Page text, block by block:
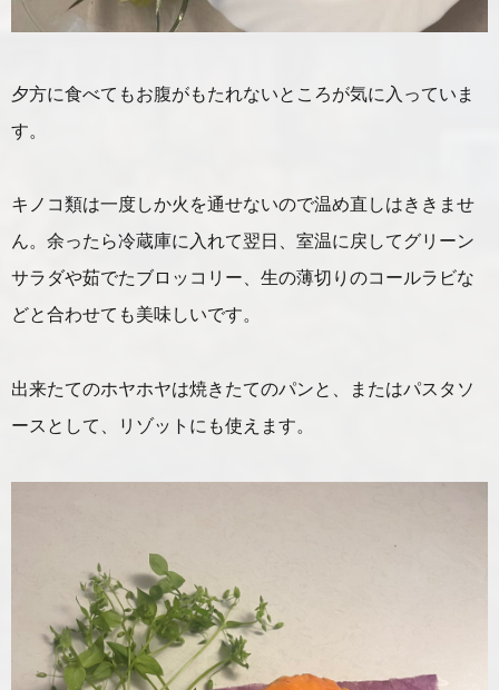
夕方に食べてもお腹がもたれないところが気に入っていま
す。
キノコ類は一度しか火を通せないので温め直しはききませ
ん。余ったら冷蔵庫に入れて翌日、室温に戻してグリーン
サラダや茹でたブロッコリー、生の薄切りのコールラビな
どと合わせても美味しいです。
出来たてのホヤホヤは焼きたてのパンと、またはパスタソ
ースとして、リゾットにも使えます。